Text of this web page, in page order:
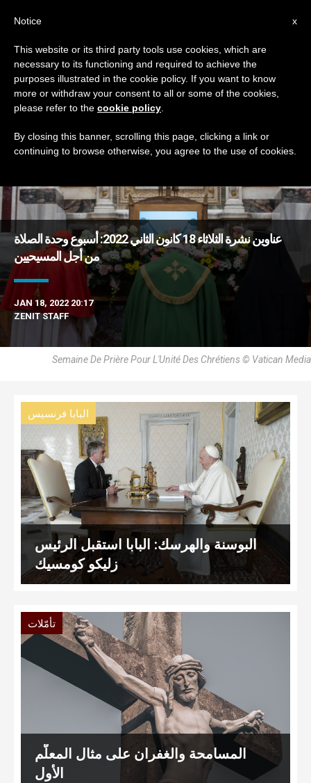
DAY
January 18th, 2022
DERNIÈRES NOUVELLES
عناوين نشرة الثلاثاء 18 كانون الثاني 2022: أسبوع وحدة الصلاة
من أجل المسيحيين
JAN 18, 2022 20:17
ZENIT STAFF
Semaine De Prière Pour L'Unité Des Chrétiens © Vatican Media
البابا فرنسيس
البوسنة والهرسك: البابا استقبل الرئيس
زليكو كومسيك
تأمّلات
المسامحة والغفران على مثال المعلّم
الأول
x
Notice
This website or its third party tools use cookies, which are
necessary to its functioning and required to achieve the
purposes illustrated in the cookie policy. If you want to know
more or withdraw your consent to all or some of the cookies,
please refer to the cookie policy
By closing this banner, scrolling this page, clicking a link or
continuing to browse otherwise, you agree to the use of cookies.